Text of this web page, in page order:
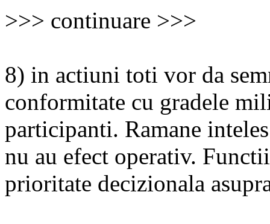
>>> continuare >>>
8) in actiuni toti vor da
conformitate cu gradele
participanti. Ramane
nu au efect operativ.
prioritate decizionala